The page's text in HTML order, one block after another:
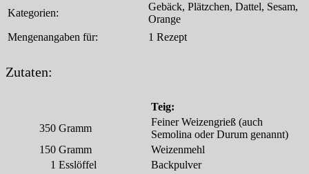
Kategorien:
Gebäck, Plätzchen, Dattel, Sesam,
Orange
Mengenangaben für:
1 Rezept
Zutaten:
Teig:
350 Gramm
Feiner Weizengrieß (auch
Semolina oder Durum genannt)
150 Gramm
Weizenmehl
1 Esslöffel
Backpulver